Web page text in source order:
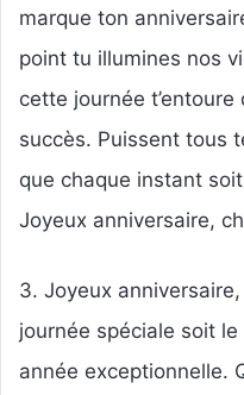
marque ton
point tu illumines nos
cette journée t’entoure
succès. Puissent tous
que chaque instant
Joyeux anniversaire,
3. Joyeux
journée spéciale soit
année exceptionnelle.